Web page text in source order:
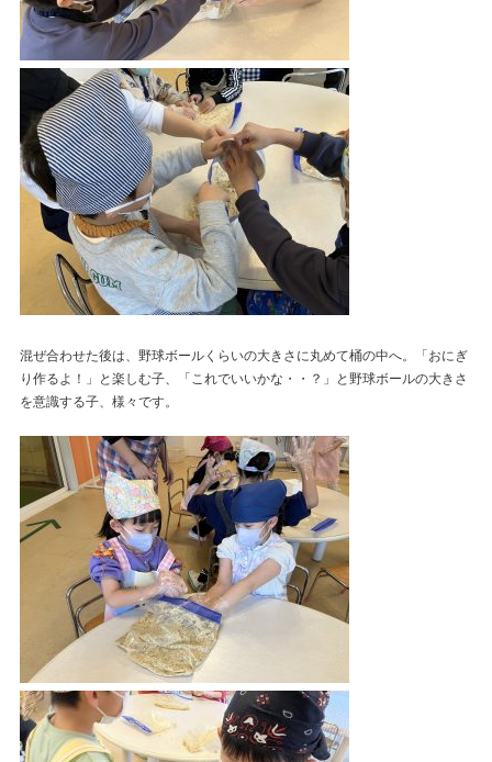
混ぜ合わせた後は、野球ボールくらいの大きさに丸めて桶の中へ。「おにぎ
り作るよ！」と楽しむ子、「これでいいかな・・？」と野球ボールの大きさ
を意識する子、様々です。